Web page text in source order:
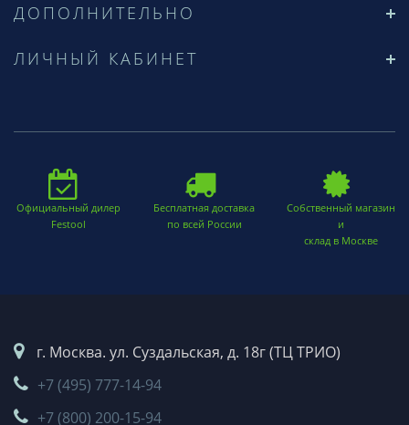
ДОПОЛНИТЕЛЬНО
ЛИЧНЫЙ КАБИНЕТ
Официальный дилер
Festool
Бесплатная доставка
по всей России
Собственный магазин
и
склад в Москве
г. Москва. ул. Суздальская, д. 18г (ТЦ ТРИО)
+7 (495) 777-14-94
+7 (800) 200-15-94